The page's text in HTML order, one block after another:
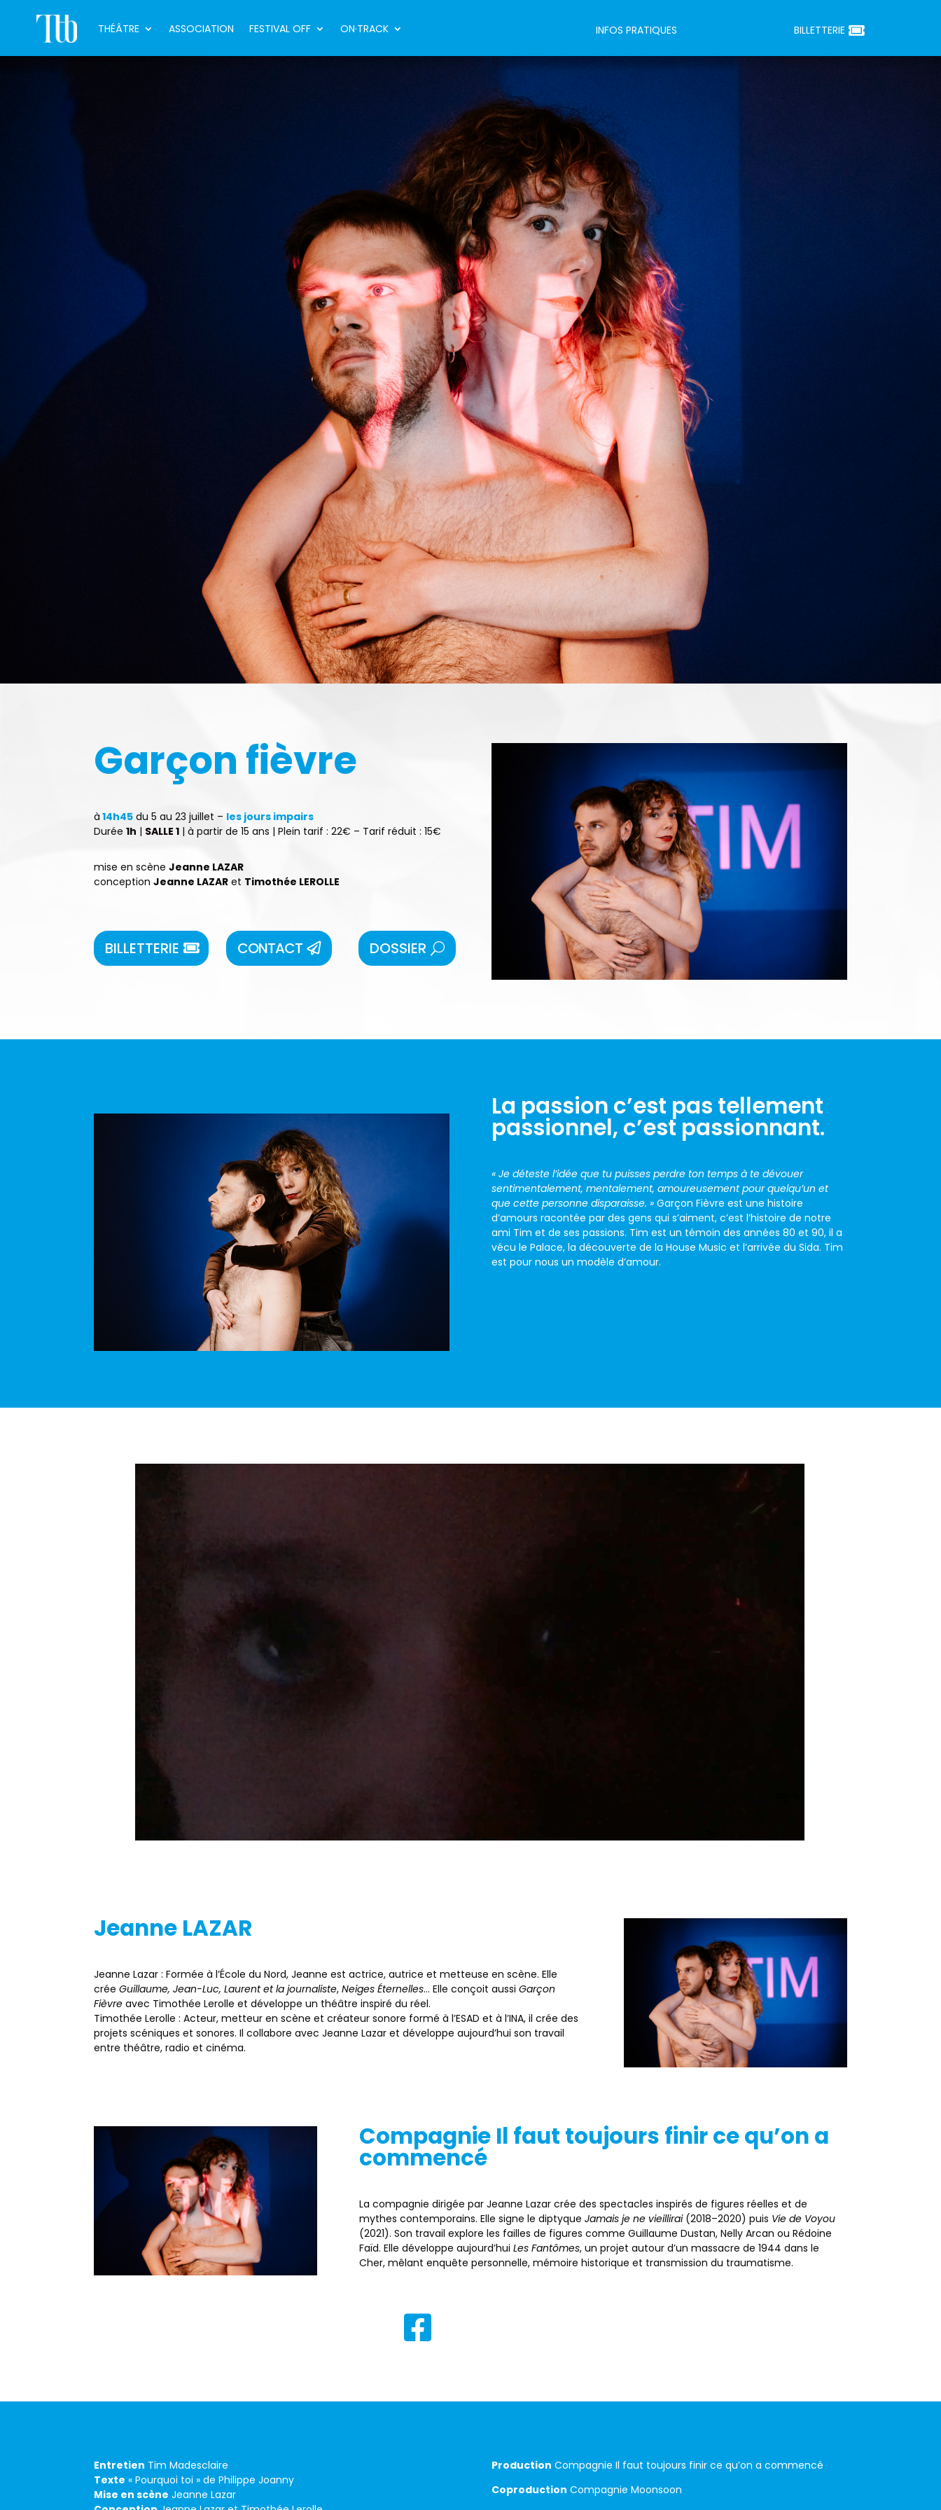
THÉÂTRE ASSOCIATION FESTIVAL OFF ON·TRACK INFOS PRATIQUES BILLETTERIE
Garçon fièvre
à 14h45 du 5 au 23 juillet – les jours impairs
Durée1h | SALLE 1 | à partir de 15 ans | Plein tarif : 22€ – Tarif réduit : 15€
mise en scèneJeanne LAZAR
conceptionJeanne LAZAR et Timothée LEROLLE
BILLETTERIE CONTACT DOSSIER
La passion c’est pas tellement
passionnel, c’est passionnant.
« Je déteste l’idée que tu puisses perdre ton temps à te dévouer
sentimentalement, mentalement, amoureusement pour quelqu’un et
que cette personne disparaisse. » Garçon Fièvre est une histoire
d’amours racontée par des gens qui s’aiment, c’est l’histoire de notre
ami Tim et de ses passions. Tim est un témoin des années 80 et 90, il a
vécu le Palace, la découverte de la House Music et l’arrivée du Sida. Tim
est pour nous un modèle d’amour.
Jeanne LAZAR
Jeanne Lazar : Formée à l’École du Nord, Jeanne est actrice, autrice et metteuse en scène. Elle
créeGuillaume, Jean-Luc, Laurent et la journaliste,Neiges Éternelles… Elle conçoit aussiGarçon
Fièvre avec Timothée Lerolle et développe un théâtre inspiré du réel.
Timothée Lerolle : Acteur, metteur en scène et créateur sonore formé à l’ESAD et à l’INA, il crée des
projets scéniques et sonores. Il collabore avec Jeanne Lazar et développe aujourd’hui son travail
entre théâtre, radio et cinéma.
Compagnie Il faut toujours finir ce qu’on a
commencé
La compagnie dirigée par Jeanne Lazar crée des spectacles inspirés de figures réelles et de
mythes contemporains. Elle signe le diptyque Jamais je ne vieillirai(2018–2020) puis Vie de Voyou
(2021). Son travail explore les failles de figures comme Guillaume Dustan, Nelly Arcan ou Rédoine
Faïd. Elle développe aujourd’hui Les Fantômes, un projet autour d’un massacre de 1944 dans le
Cher, mêlant enquête personnelle, mémoire historique et transmission du traumatisme.

Entretien Tim Madesclaire
Texte « Pourquoi toi » de Philippe Joanny
Mise en scène Jeanne Lazar
Production Compagnie Il faut toujours finir ce qu’on a commencé
Coproduction Compagnie Moonsoon